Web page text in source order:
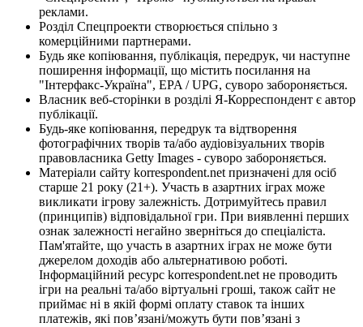
реклами.
Розділ Спецпроекти створюється спільно з
комерційними партнерами.
Будь яке копіювання, публікація, передрук, чи наступне
поширення інформації, що містить посилання на
"Інтерфакс-Україна", EPA / UPG, суворо забороняється.
Власник веб-сторінки в розділі Я-Корреспондент є автор
публікації.
Будь-яке копіювання, передрук та відтворення
фотографічних творів та/або аудіовізуальних творів
правовласника Getty Images - суворо забороняється.
Матеріали сайту korrespondent.net призначені для осіб
старше 21 року (21+). Участь в азартних іграх може
викликати ігрову залежність. Дотримуйтесь правил
(принципів) відповідальної гри. При виявленні перших
ознак залежності негайно зверніться до спеціаліста.
Пам'ятайте, що участь в азартних іграх не може бути
джерелом доходів або альтернативою роботі.
Інформаційний ресурс korrespondent.net не проводить
ігри на реальні та/або віртуальні гроші, також сайт не
приймає ні в якій формі оплату ставок та інших
платежів, які пов’язані/можуть бути пов’язані з